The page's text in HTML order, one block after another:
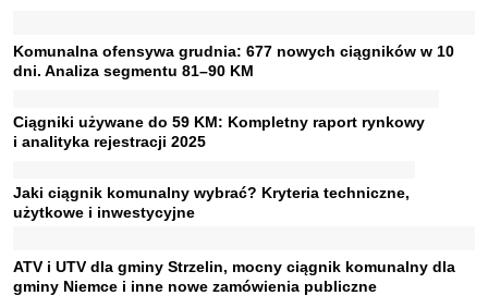
Komunalna ofensywa grudnia: 677 nowych ciągników w 10
dni. Analiza segmentu 81–90 KM
Ciągniki używane do 59 KM: Kompletny raport rynkowy
i analityka rejestracji 2025
Jaki ciągnik komunalny wybrać? Kryteria techniczne,
użytkowe i inwestycyjne
ATV i UTV dla gminy Strzelin, mocny ciągnik komunalny dla
gminy Niemce i inne nowe zamówienia publiczne